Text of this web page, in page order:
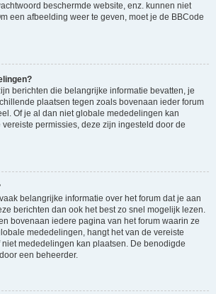
beschermde website, enz. kunnen niet
een afbeelding weer te geven, moet je de BBCode
berichten die belangrijke informatie bevatten, je
plaatsen tegen zoals bovenaan ieder forum
Of je al dan niet globale mededelingen kan
permissies, deze zijn ingesteld door de
belangrijke informatie over het forum dat je aan
berichten dan ook het best zo snel mogelijk lezen.
bovenaan iedere pagina van het forum waarin ze
mededelingen, hangt het van de vereiste
mededelingen kan plaatsen. De benodigde
een beheerder.